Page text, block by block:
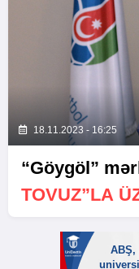
18.11.2023 - 16:25
“Göygöl”
TOVUZ”LA